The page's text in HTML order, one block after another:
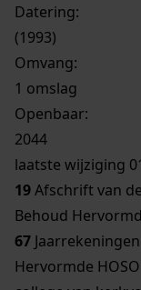
Datering:
(1993)
Omvang:
1 omslag
Openbaar:
2044
laatste wijziging
19Afschrift van
Behoud
67
Hervormde